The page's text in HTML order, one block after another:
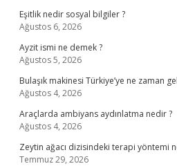
Eşitlik nedir sosyal bilgiler ?
Ağustos 6, 2026
Ayzit ismi ne demek ?
Ağustos 5, 2026
Bulaşık makinesi Türkiye’ye ne zaman
Ağustos 4, 2026
Araçlarda ambiyans aydınlatma nedir ?
Ağustos 4, 2026
Zeytin ağacı dizisindeki terapi yöntemi
Temmuz 29, 2026